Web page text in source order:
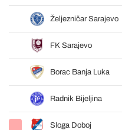
Željezničar Sarajevo
FK Sarajevo
Borac Banja Luka
Radnik Bijeljina
Sloga Doboj